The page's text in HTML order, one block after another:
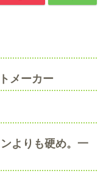
メーカー
よりも硬め。一